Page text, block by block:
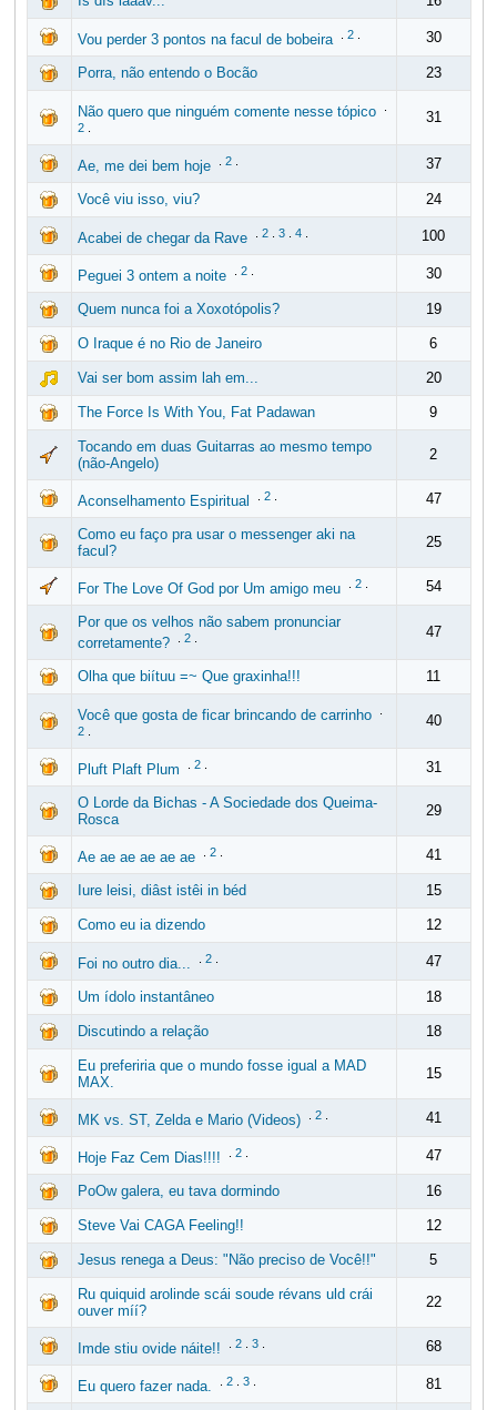
Vou perder 3 pontos na facul de bobeira 2. 30
Porra, não entendo o Bocão 23
Não quero que ninguém comente nesse tópico
2.
31
Ae, me dei bem hoje 2. 37
Você viu isso, viu? 24
Acabei de chegar da Rave 2. 3. 4. 100
Peguei 3 ontem a noite 2. 30
Quem nunca foi a Xoxotópolis? 19
O Iraque é no Rio de Janeiro 6
Vai ser bom assim lah em... 20
The Force Is With You, Fat Padawan 9
Tocando em duas Guitarras ao mesmo tempo
(não-Angelo)
2
Aconselhamento Espiritual 2. 47
Como eu faço pra usar o messenger aki na
facul?
25
For The Love Of God por Um amigo meu 2. 54
Por que os velhos não sabem pronunciar
corretamente?
2. 47
Olha que biítuu =~ Que graxinha!!! 11
Você que gosta de ficar brincando de carrinho
2.
40
Pluft Plaft Plum 2. 31
O Lorde da Bichas - A Sociedade dos Queima-
Rosca
29
Ae ae ae ae ae ae 2. 41
Iure leisi, diâst istêi in béd 15
Como eu ia dizendo 12
Foi no outro dia... 2. 47
Um ídolo instantâneo 18
Discutindo a relação 18
Eu preferiria que o mundo fosse igual a MAD
MAX.
15
MK vs. ST, Zelda e Mario (Videos) 2. 41
Hoje Faz Cem Dias!!!! 2. 47
PoOw galera, eu tava dormindo 16
Steve Vai CAGA Feeling!! 12
Jesus renega a Deus: "Não preciso de Você!!" 5
Ru quiquid arolinde scái soude révans uld crái
ouver míí?
22
Imde stiu ovide náite!! 2. 3. 68
Eu quero fazer nada. 2. 3. 81